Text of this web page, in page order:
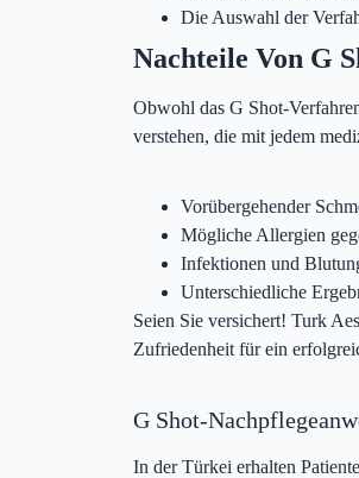
Die Auswahl der
Nachteile Von G
Obwohl das G Shot-
verstehen, die mit jedem
Vorübergehender
Mögliche Allergien
Infektionen und
Unterschiedliche
Seien Sie versichert! Turk
Zufriedenheit für ein
G Shot-
In der Türkei erhalten